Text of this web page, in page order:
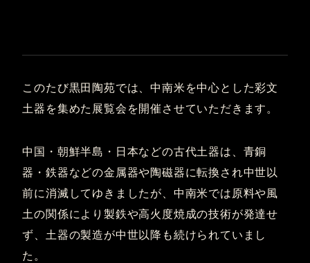
このたび黒田陶苑では、中南米を中心とした彩文
土器を集めた展覧会を開催させていただきます。
中国・朝鮮半島・日本などの古代土器は、青銅
器・鉄器などの金属器や陶磁器に転換され中世以
前に消滅してゆきましたが、中南米では原料や風
土の関係により製鉄や高火度焼成の技術が発達せ
ず、土器の製造が中世以降も続けられていまし
た。